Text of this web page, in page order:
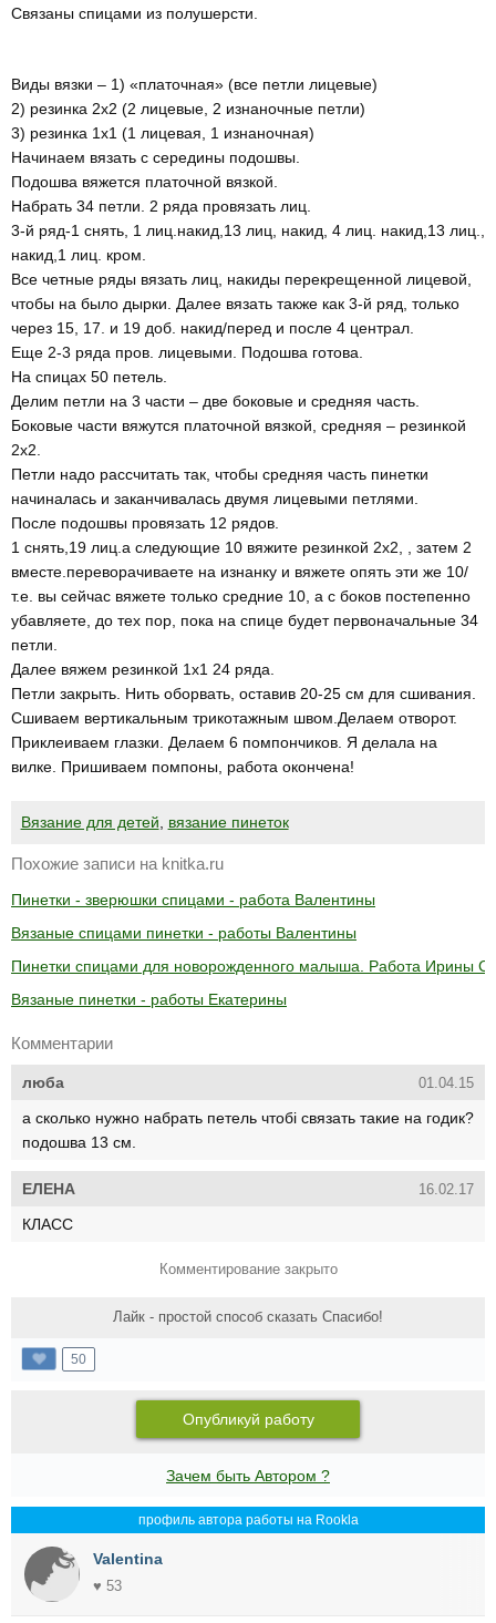
Связаны спицами из полушерсти.
Виды вязки – 1) «платочная» (все петли лицевые)
2) резинка 2х2 (2 лицевые, 2 изнаночные петли)
3) резинка 1х1 (1 лицевая, 1 изнаночная)
Начинаем вязать с середины подошвы.
Подошва вяжется платочной вязкой.
Набрать 34 петли. 2 ряда провязать лиц.
3-й ряд-1 снять, 1 лиц.накид,13 лиц, накид, 4 лиц. накид,13 лиц.,
накид,1 лиц. кром.
Все четные ряды вязать лиц, накиды перекрещенной лицевой,
чтобы на было дырки. Далее вязать также как 3-й ряд, только
через 15, 17. и 19 доб. накид/перед и после 4 централ.
Еще 2-3 ряда пров. лицевыми. Подошва готова.
На спицах 50 петель.
Делим петли на 3 части – две боковые и средняя часть.
Боковые части вяжутся платочной вязкой, средняя – резинкой
2х2.
Петли надо рассчитать так, чтобы средняя часть пинетки
начиналась и заканчивалась двумя лицевыми петлями.
После подошвы провязать 12 рядов.
1 снять,19 лиц.а следующие 10 вяжите резинкой 2х2, , затем 2
вместе.переворачиваете на изнанку и вяжете опять эти же 10/
т.е. вы сейчас вяжете только средние 10, а с боков постепенно
убавляете, до тех пор, пока на спице будет первоначальные 34
петли.
Далее вяжем резинкой 1х1 24 ряда.
Петли закрыть. Нить оборвать, оставив 20-25 см для сшивания.
Сшиваем вертикальным трикотажным швом.Делаем отворот.
Приклеиваем глазки. Делаем 6 помпончиков. Я делала на
вилке. Пришиваем помпоны, работа окончена!
Вязание для детей, вязание пинеток
Похожие записи на knitka.ru
Пинетки - зверюшки спицами - работа Валентины
Вязаные спицами пинетки - работы Валентины
Пинетки спицами для новорожденного малыша. Работа Ирины
Вязаные пинетки - работы Екатерины
Комментарии
люба 01.04.15
а сколько нужно набрать петель чтобі связать такие на годик?
подошва 13 см.
ЕЛЕНА 16.02.17
КЛАСС
Комментирование закрыто
Лайк - простой способ сказать Спасибо!
50
Опубликуй работу
Зачем быть Автором ?
профиль автора работы на Rookla
Valentina
♥ 53